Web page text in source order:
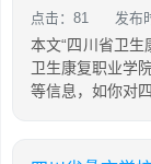
点击：81 发布
本文“四川省卫生
卫生康复职业学
等信息，如你对